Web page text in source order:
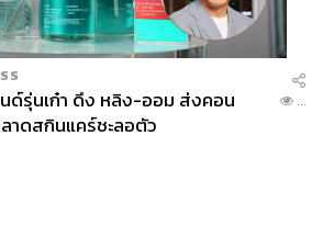
ด์รุ่นเก๋า ดึง หลิง-ออม ส่งคอน
าดสกินแคร์ชะลอตัว
...